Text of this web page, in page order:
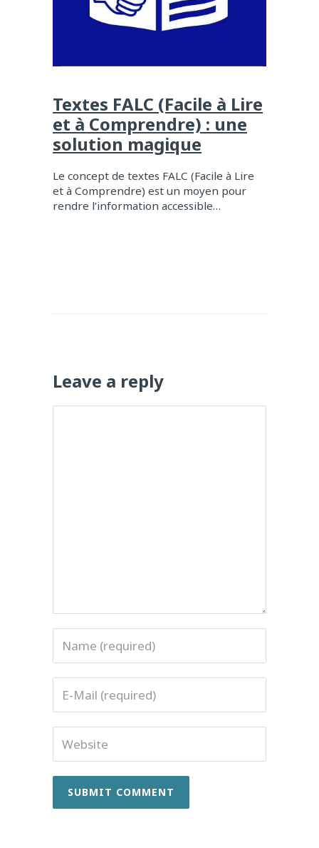
Textes FALC (Facile à Lire
et à Comprendre) : une
solution magique
Le concept de textes FALC (Facile à Lire
et à Comprendre) est un moyen pour
rendre l’information accessible…
Leave a reply
Name
Email
Website